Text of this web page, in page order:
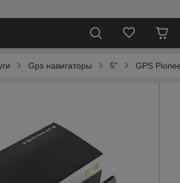
Gps навигаторы 5" GPS